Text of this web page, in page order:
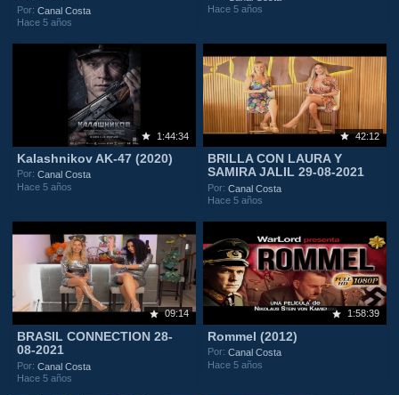
Por:Canal Costa
Hace 5 años
Hace 5 años
1:44:34
Kalashnikov AK-47 (2020)
Por:Canal Costa
Hace 5 años
42:12
BRILLA CON LAURA Y
SAMIRA JALIL 29-08-2021
Por:Canal Costa
Hace 5 años
09:14
BRASIL CONNECTION 28-
08-2021
Por:Canal Costa
Hace 5 años
1:58:39
Rommel (2012)
Por:Canal Costa
Hace 5 años